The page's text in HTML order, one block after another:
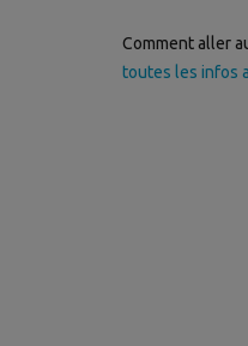
Comment aller
toutes les infos